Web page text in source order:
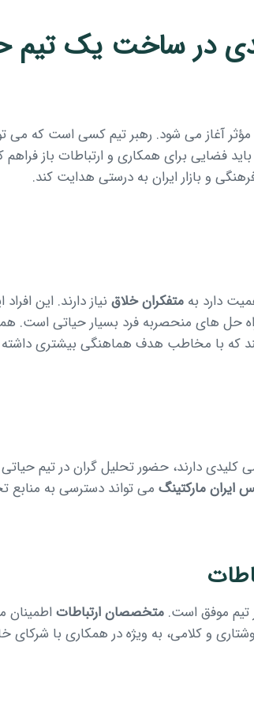
در ساخت یک تیم
آغاز می شود. رهبر تیم کسی است که می
فضایی برای همکاری و ارتباطات باز
و بازار ایران به درستی هدایت کند.
دارد به متفکران خلاق نیاز دارند. این
راه حل های منحصربه فرد بسیار حیاتی است.
که با مخاطب هدف هماهنگی بیشتری
کلیدی دارند، حضور تحلیل گران در تیم
ایران مارکتینگ می تواند دسترسی به منابع
تیم موفق است. متخصصان ارتباطات
و کلامی، به ویژه در همکاری با شرکای